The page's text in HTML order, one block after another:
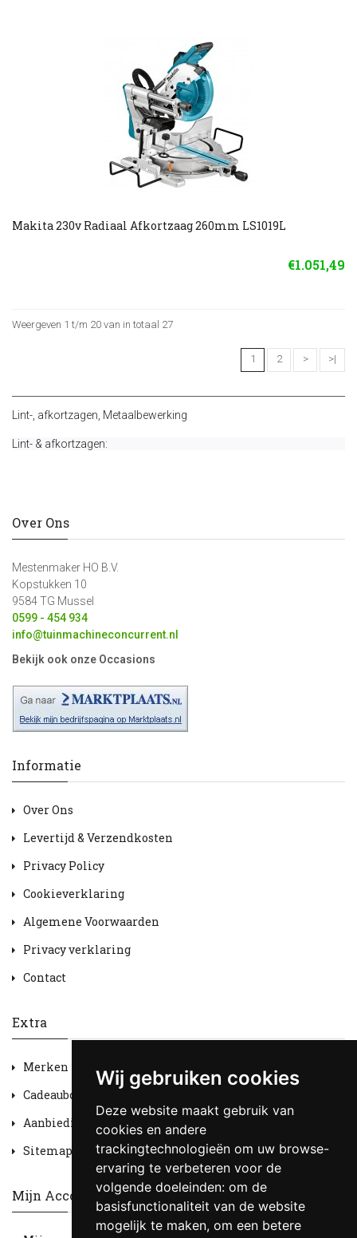
Wij gebruiken cookies
Deze website maakt gebruik van
cookies en andere
trackingtechnologieën om uw browse-
ervaring te verbeteren voor de
volgende doeleinden: om de
basisfunctionaliteit van de website
mogelijk te maken, om een betere
Makita 230v Radiaal Afkortzaag 260mm LS1019L
€1.051,49
Weergeven 1 t/m 20 van in totaal 27
1 2 > >|
Lint- afkortzagen Metaalbewerking
Lint- & afkortzagen:
Over Ons
Mestenmaker HO B.V.
Kopstukken 10
9584 TG Mussel
0599 - 454 934
info@tuinmachineconcurrent.nl
Bekijk ook onze Occasions
Informatie
Over Ons
Levertijd & Verzendkosten
Privacy Policy
Cookieverklaring
Algemene Voorwaarden
Privacy verklaring
Contact
Extra
Merken
Cadeaubon
Aanbiedingen
Sitemap
Mijn Account